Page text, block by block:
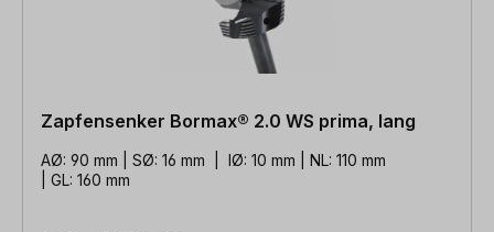
Zapfensenker Bormax® 2.0 WS prima, lang
AØ: 90 mm | SØ: 16 mm | IØ: 10 mm | NL: 110 mm
| GL: 160 mm